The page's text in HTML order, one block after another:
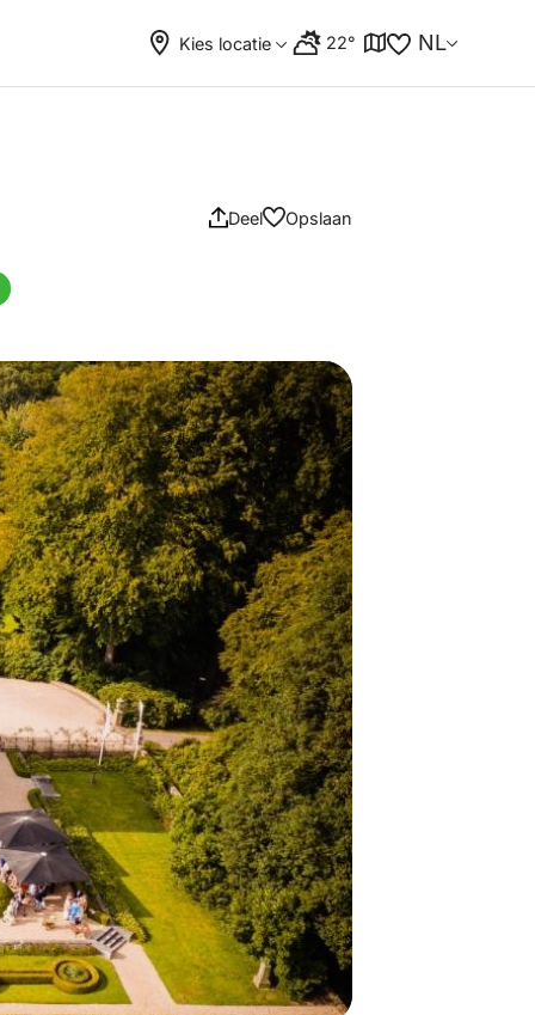
Kies locatie 22° NL
Deel Opslaan